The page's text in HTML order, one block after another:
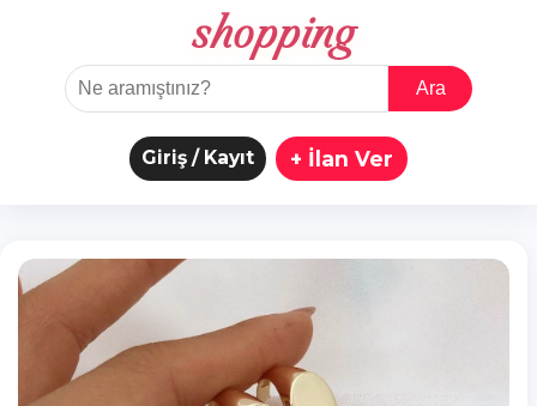
shopping
Ara
Giriş / Kayıt + İlan Ver